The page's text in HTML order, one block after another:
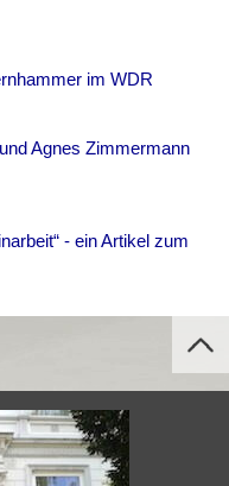
im WDR
Agnes Zimmermann
- ein Artikel zum